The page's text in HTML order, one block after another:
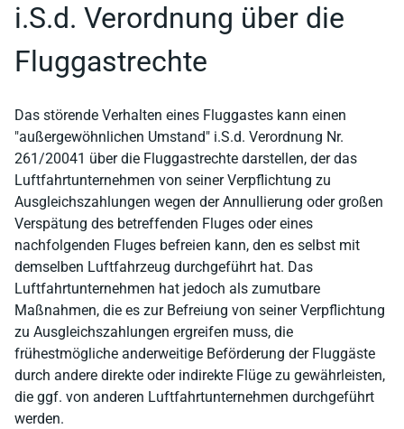
i.S.d. Verordnung über die
Fluggastrechte
Das störende Verhalten eines Fluggastes kann einen
"außergewöhnlichen Umstand" i.S.d. Verordnung Nr.
261/20041 über die Fluggastrechte darstellen, der das
Luftfahrtunternehmen von seiner Verpflichtung zu
Ausgleichszahlungen wegen der Annullierung oder großen
Verspätung des betreffenden Fluges oder eines
nachfolgenden Fluges befreien kann, den es selbst mit
demselben Luftfahrzeug durchgeführt hat. Das
Luftfahrtunternehmen hat jedoch als zumutbare
Maßnahmen, die es zur Befreiung von seiner Verpflichtung
zu Ausgleichszahlungen ergreifen muss, die
frühestmögliche anderweitige Beförderung der Fluggäste
durch andere direkte oder indirekte Flüge zu gewährleisten,
die ggf. von anderen Luftfahrtunternehmen durchgeführt
werden.